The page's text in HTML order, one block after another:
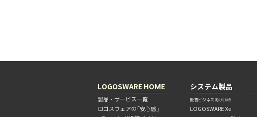
LOGOSWARE HOME
製品・サービス一覧
ロゴスウェアの「安心感」
システム製品
教育ビジネス向けLMS
LOGOSWARE Xe